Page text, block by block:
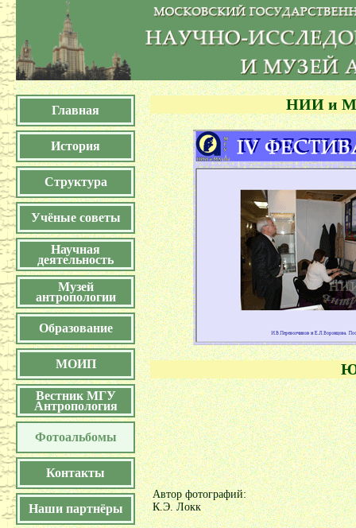
Главная
История
Структура
Учёные советы
Научная
деятельность
Музей
антропологии
Образование
МОИП
Вестник МГУ
Антропология
Фотоальбомы
Контакты
Наши партнёры
НИИ и
Автор фотографий:
К.Э. Локк